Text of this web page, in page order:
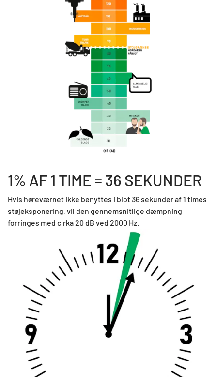
1% AF 1 TIME = 36 SEKUNDER
Hvis høreværnet ikke benyttes i blot 36 sekunder af 1 times
støjeksponering, vil den gennemsnitlige dæmpning
forringes med cirka 20 dB ved 2000 Hz.